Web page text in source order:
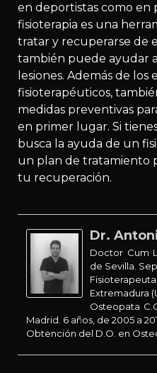
en deportistas como en
fisioterapia es una
tratar y recuperarse de
también puede ayudar
lesiones. Además de
fisioterapéuticos,
medidas preventivas
en primer lugar. Si
busca la ayuda de un
un plan de tratamiento
tu recuperación.
Dr.
Doctor Cum
de Sevilla.
Extremadura
Osteopata
Madrid. 6 años, de 2005 a
Obtención del D.O. en